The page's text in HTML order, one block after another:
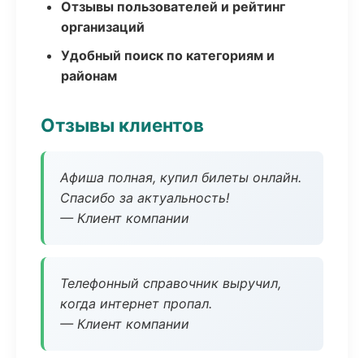
Отзывы пользователей и рейтинг
организаций
Удобный поиск по категориям и
районам
Отзывы клиентов
Афиша полная, купил билеты онлайн.
Спасибо за актуальность!
— Клиент компании
Телефонный справочник выручил,
когда интернет пропал.
— Клиент компании